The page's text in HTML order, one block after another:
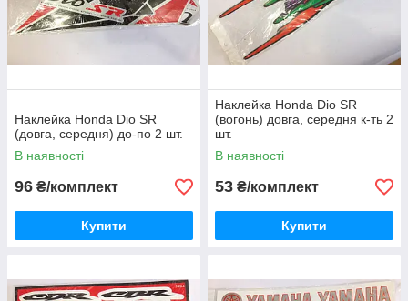
Наклейка Honda Dio SR
(довга, середня) до-по 2 шт.
В наявності
96 ₴/комплект
Купити
Наклейка Honda Dio SR
(вогонь) довга, середня к-ть 2
шт.
В наявності
53 ₴/комплект
Купити